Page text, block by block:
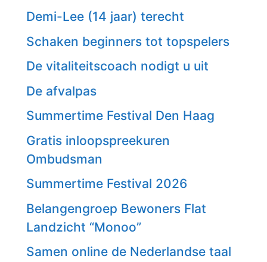
Demi-Lee (14 jaar) terecht
Schaken beginners tot topspelers
De vitaliteitscoach nodigt u uit
De afvalpas
Summertime Festival Den Haag
Gratis inloopspreekuren
Ombudsman
Summertime Festival 2026
Belangengroep Bewoners Flat
Landzicht “Monoo”
Samen online de Nederlandse taal